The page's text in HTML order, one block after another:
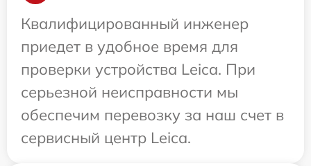
Квалифицированный инженер
приедет в удобное время для
проверки устройства Leica. При
серьезной неисправности мы
обеспечим перевозку за наш счет в
сервисный центр Leica.